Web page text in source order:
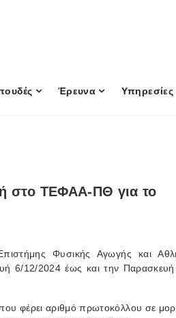
Έρευνα Υπηρεσίες
στο ΤΕΦΑΑ-ΠΘ για το
Φυσικής Αγωγής και
6/12/2024 έως και την
φέρει αριθμό πρωτοκόλλου σε